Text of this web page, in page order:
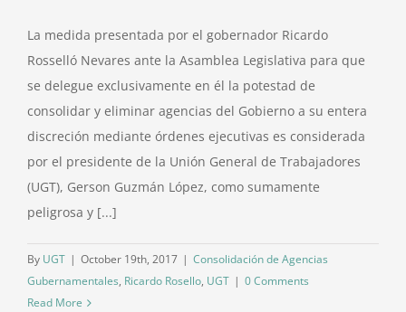
La medida presentada por el gobernador Ricardo
Rosselló Nevares ante la Asamblea Legislativa para que
se delegue exclusivamente en él la potestad de
consolidar y eliminar agencias del Gobierno a su entera
discreción mediante órdenes ejecutivas es considerada
por el presidente de la Unión General de Trabajadores
(UGT), Gerson Guzmán López, como sumamente
peligrosa y [...]
By UGT | October 19th, 2017 | Consolidación de Agencias
Gubernamentales, Ricardo Rosello, UGT | 0 Comments
Read More